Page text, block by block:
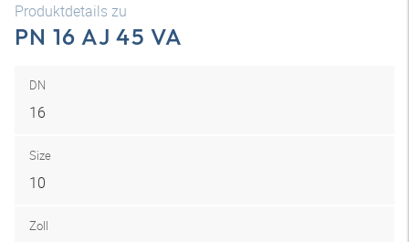
Produktdetails zu
PN 16 AJ 45 VA
DN
16
Size
10
Zoll